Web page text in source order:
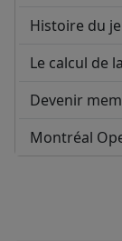
Histoire du
Le calcul de
Devenir
Montréal